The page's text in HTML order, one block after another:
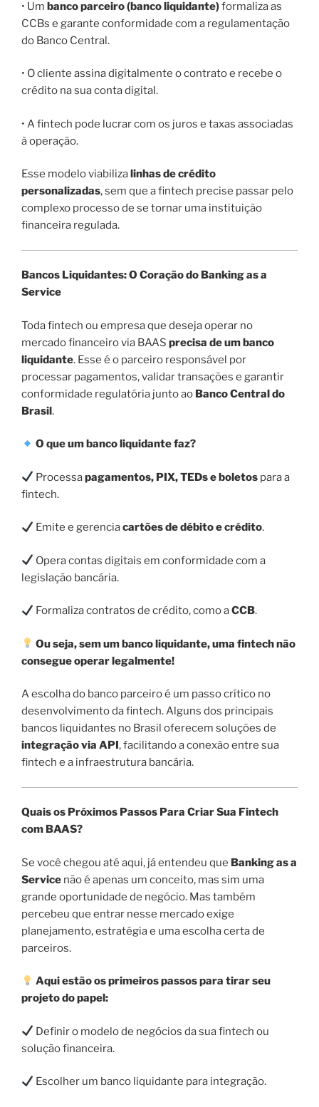
• Um banco parceiro (banco liquidante)formaliza as
CCBs e garante conformidade com a regulamentação
do Banco Central.
• O cliente assina digitalmente o contrato e recebe o
crédito na sua conta digital.
• A fintech pode lucrar com os juros e taxas associadas
à operação.
Esse modelo viabilizalinhas de crédito
personalizadas, sem que a fintech precise passar pelo
complexo processo de se tornar uma instituição
financeira regulada.
Bancos Liquidantes: O Coração do Banking as a
Service
Toda fintech ou empresa que deseja operar no
mercado financeiro via BAAS precisa de um banco
liquidante. Esse é o parceiro responsável por
processar pagamentos, validar transações e garantir
conformidade regulatória junto ao Banco Central do
Brasil.
O que um banco liquidante faz?
Processapagamentos, PIX, TEDs e boletos para a
fintech.
Emite e gerenciacartões de débito e crédito.
Opera contas digitais em conformidade com a
legislação bancária.
Formaliza contratos de crédito, como aCCB.
Ou seja, sem um banco liquidante, uma fintech não
consegue operar legalmente!
A escolha do banco parceiro é um passo crítico no
desenvolvimento da fintech. Alguns dos principais
bancos liquidantes no Brasil oferecem soluções de
integração via API, facilitando a conexão entre sua
fintech e a infraestrutura bancária.
Quais os Próximos Passos Para Criar Sua Fintech
com BAAS?
Se você chegou até aqui, já entendeu que Banking as a
Service não é apenas um conceito, mas sim uma
grande oportunidade de negócio. Mas também
percebeu que entrar nesse mercado exige
planejamento, estratégia e uma escolha certa de
parceiros.
Aqui estão os primeiros passos para tirar seu
projeto do papel:
Definir o modelo de negócios da sua fintech ou
solução financeira.
Escolher um banco liquidante para integração.